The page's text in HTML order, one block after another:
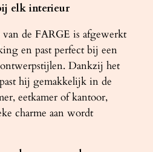
elk interieur
de FARGE is afgewerkt
en past perfect bij een
Dankzij het
hij gemakkelijk in de
eetkamer of kantoor,
charme aan wordt